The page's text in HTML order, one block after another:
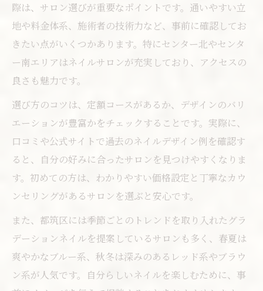
際は、サロン選びが重要なポイントです。通いやすい立
地や料金体系、施術者の技術力など、事前に確認してお
きたい点がいくつかあります。特にセンター北やセンタ
ー南エリアはネイルサロンが充実しており、アクセスの
良さも魅力です。
選び方のコツは、定額コースがあるか、デザインのバリ
エーションが豊富かをチェックすることです。実際に、
口コミや公式サイトで過去のネイルデザイン例を確認す
ると、自分の好みに合ったサロンを見つけやすくなりま
す。初めての方は、わかりやすい価格設定と丁寧なカウ
ンセリングがあるサロンを選ぶと安心です。
また、都筑区には季節ごとのトレンドを取り入れたグラ
デーションネイルを提案しているサロンも多く、春夏は
爽やかなブルー系、秋冬は深みのあるレッド系やブラウ
ン系が人気です。自分らしいネイルを楽しむために、事